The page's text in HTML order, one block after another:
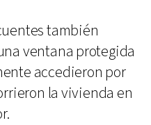
también
ventana protegida
accedieron por
la vivienda en